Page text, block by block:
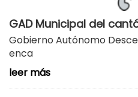
GAD Municipal del
Gobierno Autónomo
enca
leer más